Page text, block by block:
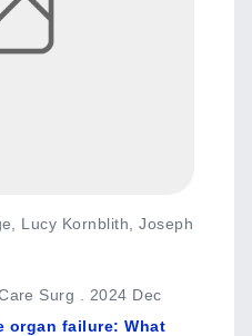
Lucy Kornblith, Joseph
Surg . 2024 Dec
organ failure: What